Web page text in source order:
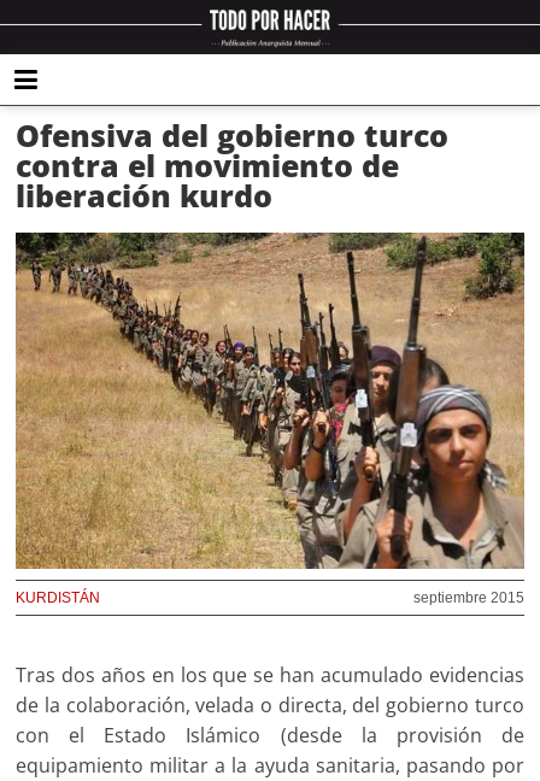
Ofensiva del gobierno turco
contra el movimiento de
liberación kurdo
septiembre 2015
KURDISTÁN
Tras dos años en los que se han acumulado evidencias
de la colaboración, velada o directa, del gobierno turco
con el Estado Islámico (desde la provisión de
equipamiento militar a la ayuda sanitaria, pasando por